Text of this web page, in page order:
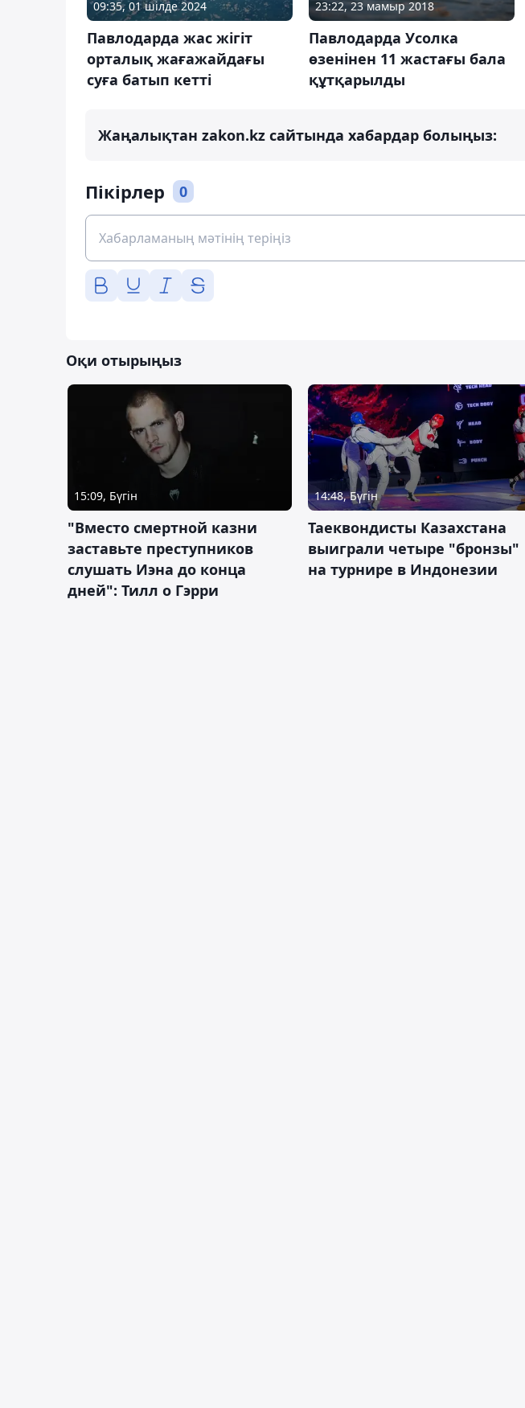
09:35, 01 шілде 2024
Павлодарда жас жігіт
орталық жағажайдағы
суға батып кетті
23:22, 23 мамыр 2018
Павлодарда Усолка
өзенінен 11 жастағы бала
құтқарылды
Жаңалықтан zakon.kz сайтында хабардар болыңыз:
Пікірлер 0
Оқи отырыңыз
15:09, Бүгін
"Вместо смертной казни
заставьте преступников
слушать Иэна до конца
дней": Тилл о Гэрри
14:48, Бүгін
Таеквондисты Казахстана
выиграли четыре "бронзы"
на турнире в Индонезии